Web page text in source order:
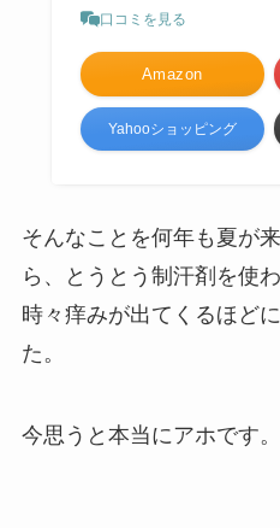
口コミを見る
Amazon
Yahooショッピング
そんなことを何年も夏が
ら、とうとう制汗剤を使
時々痒みが出てくるほど
た。
今思うと本当にアホです。